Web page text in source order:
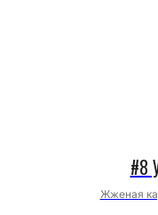
#8
Жженая